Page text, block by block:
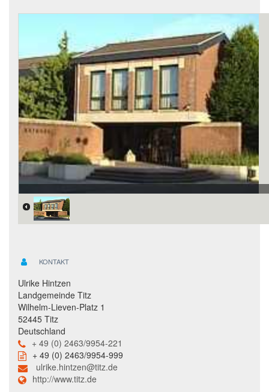
KONTAKT
Ulrike Hintzen
Landgemeinde Titz
Wilhelm-Lieven-Platz 1
52445 Titz
Deutschland
+ 49 (0) 2463/9954-221
+ 49 (0) 2463/9954-999
ulrike.hintzen@titz.de
http://www.titz.de